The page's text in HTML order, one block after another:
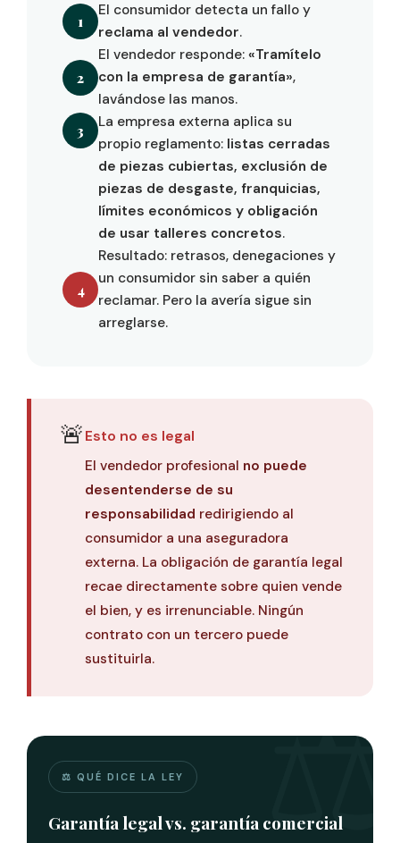
1
El consumidor detecta un fallo y
reclama al vendedor.
2
El vendedor responde:«Tramítelo
con la empresa de garantía»,
lavándose las manos.
3
La empresa externa aplica su
propio reglamento: listas cerradas
de piezas cubiertas, exclusión de
piezas de desgaste, franquicias,
límites económicos y obligación
de usar talleres concretos.
4
Resultado: retrasos, denegaciones y
un consumidor sin saber a quién
reclamar. Pero la avería sigue sin
arreglarse.
🚨Esto no es legal
El vendedor profesional no puede
desentenderse de su
responsabilidad redirigiendo al
consumidor a una aseguradora
externa. La obligación de garantía legal
recae directamente sobre quien vende
el bien, y es irrenunciable. Ningún
contrato con un tercero puede
sustituirla.
⚖️ QUÉ DICE LA LEY
Garantía legal vs. garantía comercial